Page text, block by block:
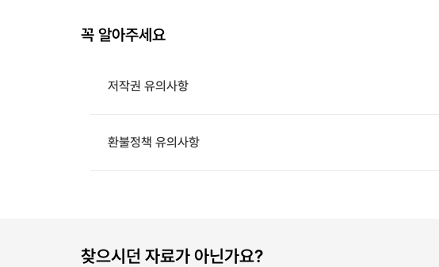
꼭 알아주세요
저작권 유의사항
환불정책 유의사항
찾으시던 자료가 아닌가요?